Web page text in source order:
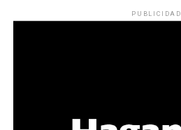
PUBLICIDAD